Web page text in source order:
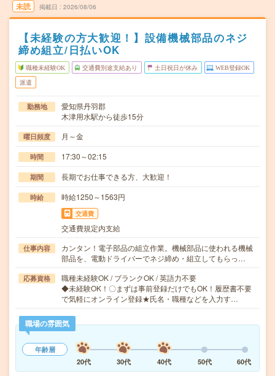
未読 掲載日 2026/08/06
【未経験の方大歓迎！】設備機械部品のネジ
締め組立/日払いOK
職種未経験OK 交通費別途支給あり 土日祝日が休み WEB登録OK
派遣
勤務地
愛知県丹羽郡
木津用水駅から徒歩15分
曜日頻度 月～金
時間 17:30～02:15
期間 長期でお仕事できる方、大歓迎！
時給 時給1250～1563円
交通費
交通費規定内支給
仕事内容
カンタン！電子部品の組立作業。機械部品に使われる機械
部品を、電動ドライバーでネジ締め・組立してもらっ…
応募資格
職種未経験OK / ブランクOK / 英語力不要
◆未経験OK！〇まずは事前登録だけでもOK！履歴書不要
で気軽にオンライン登録★氏名・職種などを入力す…
職場の雰囲気
年齢層
20代
30代 40代 50代 60代